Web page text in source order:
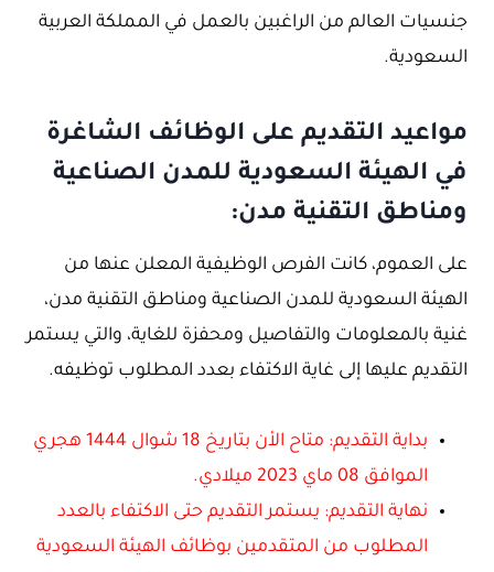
جنسيات العالم من الراغبين بالعمل في المملكة العربية
السعودية.
مواعيد التقديم على الوظائف الشاغرة
في الهيئة السعودية للمدن الصناعية
ومناطق التقنية مدن:
على العموم، كانت الفرص الوظيفية المعلن عنها من
الهيئة السعودية للمدن الصناعية ومناطق التقنية مدن،
غنية بالمعلومات والتفاصيل ومحفزة للغاية، والتي يستمر
التقديم عليها إلى غاية الاكتفاء بعدد المطلوب توظيفه.
بداية التقديم: متاح الأن بتاريخ 18 شوال 1444 هجري
الموافق 08 ماي 2023 ميلادي.
نهاية التقديم: يستمر التقديم حتى الاكتفاء بالعدد
المطلوب من المتقدمين بوظائف الهيئة السعودية